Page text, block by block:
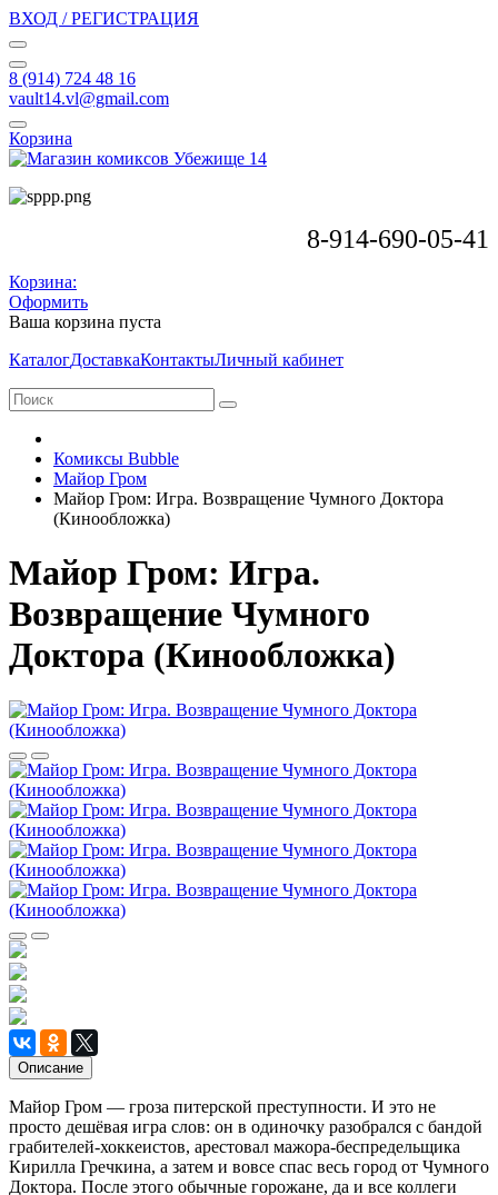
ВХОД / РЕГИСТРАЦИЯ
8 (914) 724 48 16
vault14.vl@gmail.com
Корзина
8-914-690-05-41
Корзина:
Оформить
Ваша корзина пуста
КаталогДоставкаКонтактыЛичный кабинет
Комиксы Bubble
Майор Гром
Майор Гром: Игра. Возвращение Чумного Доктора
(Кинообложка)
Майор Гром: Игра.
Возвращение Чумного
Доктора (Кинообложка)
Описание
Майор Гром — гроза питерской преступности. И это не
просто дешёвая игра слов: он в одиночку разобрался с бандой
грабителей-хоккеистов, арестовал мажора-беспредельщика
Кирилла Гречкина, а затем и вовсе спас весь город от Чумного
Доктора. После этого обычные горожане, да и все коллеги